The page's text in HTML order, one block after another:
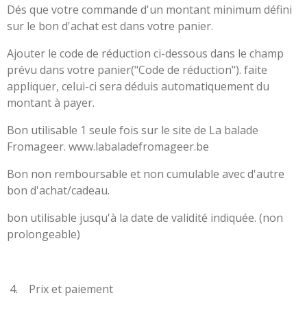
Dés que votre commande d'un montant minimum défini
sur le bon d'achat est dans votre panier.
Ajouter le code de réduction ci-dessous dans le champ
prévu dans votre panier("Code de réduction"). faite
appliquer, celui-ci sera déduis automatiquement du
montant à payer.
Bon utilisable 1 seule fois sur le site de La balade
Fromageer. www.labaladefromageer.be
Bon non remboursable et non cumulable avec d'autre
bon d'achat/cadeau.
bon utilisable jusqu'à la date de validité indiquée. (non
prolongeable)
4. Prix et paiement